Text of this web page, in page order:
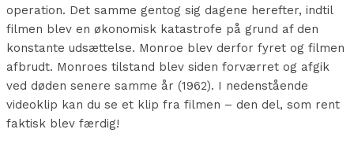
operation. Det samme gentog sig dagene herefter, indtil
filmen blev en økonomisk katastrofe på grund af den
konstante udsættelse. Monroe blev derfor fyret og filmen
afbrudt. Monroes tilstand blev siden forværret og afgik
ved døden senere samme år (1962). I nedenstående
videoklip kan du se et klip fra filmen – den del, som rent
faktisk blev færdig!